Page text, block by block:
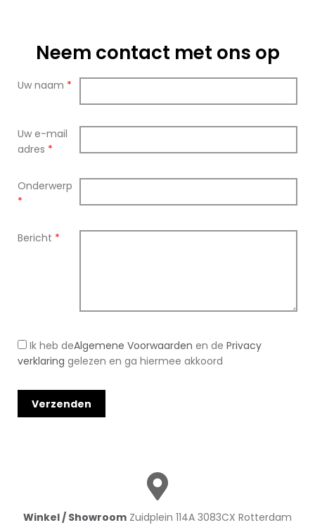
Neem contact met ons op
Uw naam *
Uw e-mail
adres *
Onderwerp
*
Bericht *
Ik heb deAlgemene Voorwaarden en de Privacy
verklaring gelezen en ga hiermee akkoord
Winkel / Showroom Zuidplein 114A 3083CX Rotterdam